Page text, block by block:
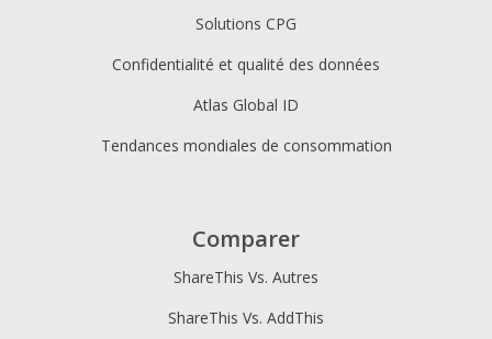
Solutions CPG
Confidentialité et qualité des données
Atlas Global ID
Tendances mondiales de consommation
Comparer
ShareThis Vs. Autres
ShareThis Vs. AddThis